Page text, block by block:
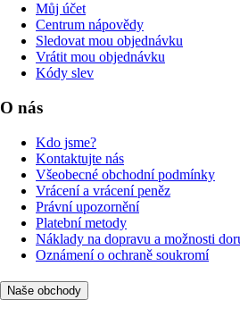
Můj účet
Centrum nápovědy
Sledovat mou objednávku
Vrátit mou objednávku
Kódy slev
O nás
Kdo jsme?
Kontaktujte nás
Všeobecné obchodní podmínky
Vrácení a vrácení peněz
Právní upozornění
Platební metody
Náklady na dopravu a možnosti
Oznámení o ochraně soukromí
Naše obchody